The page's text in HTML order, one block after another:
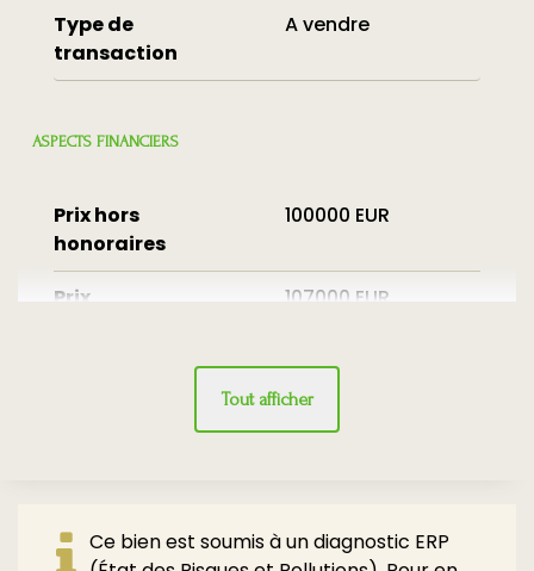
Type de
transaction
A vendre
ASPECTS FINANCIERS
Prix hors
honoraires
100000 EUR
Prix
107000 EUR
l'encadrement des
Tout afficher
Ce bien est soumis à un diagnostic ERP